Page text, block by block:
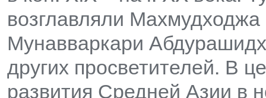
возглавляли
Мунавваркари
других просветителей. В
развития Средней Азии в